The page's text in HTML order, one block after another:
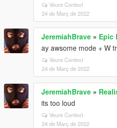
Veure Context
24 de Març de 2022
JeremiahBrave » Epic
ay awsome mode + W
Veure Context
24 de Març de 2022
JeremiahBrave »
its too loud
Veure Context
24 de Març de 2022